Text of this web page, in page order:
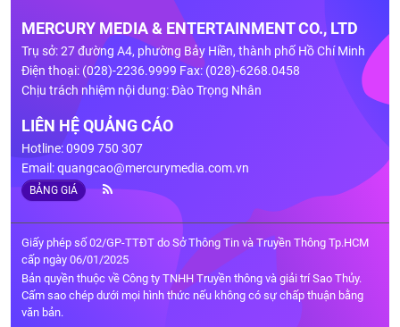
MERCURY MEDIA & ENTERTAINMENT CO., LTD
Trụ sở: 27 đường A4, phường Bảy Hiền, thành phố Hồ Chí Minh
Điện thoại: (028)-2236.9999 Fax: (028)-6268.0458
Chịu trách nhiệm nội dung: Đào Trọng Nhân
LIÊN HỆ QUẢNG CÁO
Hotline: 0909 750 307
Email:quangcao@mercurymedia.com.vn
BẢNG GIÁ
Giấy phép số 02/GP-TTĐT do Sở Thông Tin và Truyền Thông Tp.HCM
cấp ngày 06/01/2025
Bản quyền thuộc về Công ty TNHH Truyền thông và giải trí Sao Thủy.
Cấm sao chép dưới mọi hình thức nếu không có sự chấp thuận bằng
văn bản.